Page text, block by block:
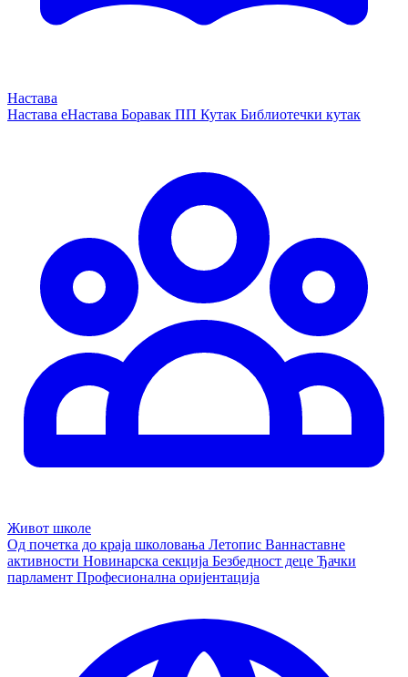
Настава
Настава еНастава Боравак ПП Кутак Библиотечки кутак
Живот школе
Од почетка до краја школовања Летопис Ваннаставне
активности Новинарска секција Безбедност деце Ђачки
парламент Професионална оријентација